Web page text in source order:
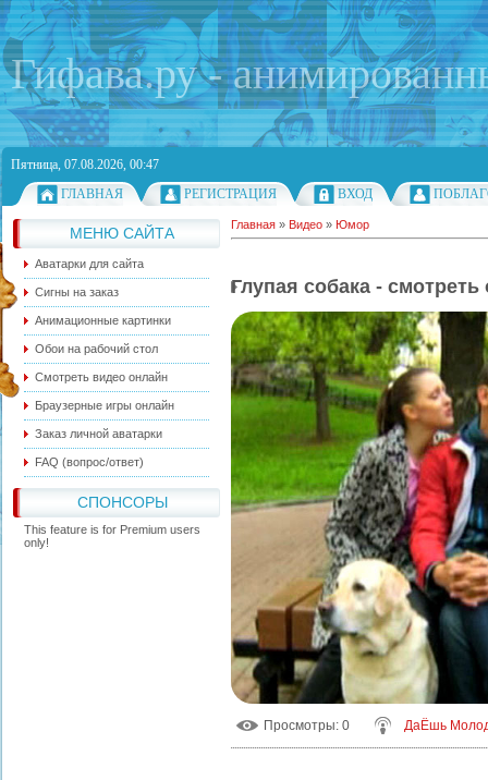
Гифава.ру -
Пятница, 07.08.2026, 00:47
ГЛАВНАЯ
РЕГИСТРАЦИЯ ВХОД
МЕНЮ САЙТА
Аватарки для сайта
Сигны на заказ
Анимационные картинки
Обои на рабочий стол
Смотреть видео онлайн
Браузерные игры онлайн
Заказ личной аватарки
FAQ (вопрос/ответ)
СПОНСОРЫ
This feature is for Premium users
only!
Главная » Видео » Юмор
Глупая собака - смотреть
Просмотры: 0 ДаЁшь